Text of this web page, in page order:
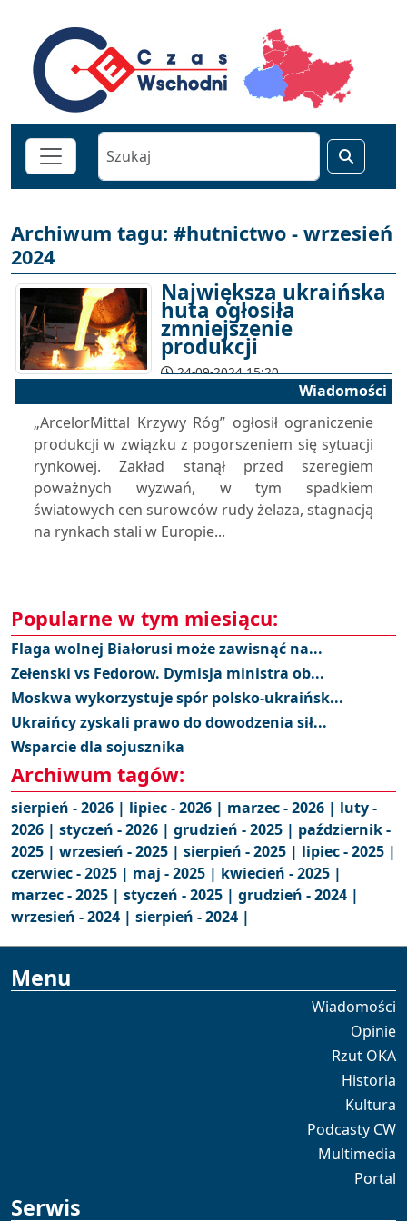
Archiwum tagu: #hutnictwo - wrzesień
2024
Największa ukraińska
huta ogłosiła
zmniejszenie
produkcji
24-09-2024 15:20
Wiadomości
„ArcelorMittal Krzywy Róg” ogłosił ograniczenie
produkcji w związku z pogorszeniem się sytuacji
rynkowej. Zakład stanął przed szeregiem
poważnych wyzwań, w tym spadkiem
światowych cen surowców rudy żelaza, stagnacją
na rynkach stali w Europie...
Popularne w tym miesiącu:
Flaga wolnej Białorusi może zawisnąć na...
Zełenski vs Fedorow. Dymisja ministra ob...
Moskwa wykorzystuje spór polsko-ukraińsk...
Ukraińcy zyskali prawo do dowodzenia sił...
Wsparcie dla sojusznika
Archiwum tagów:
sierpień - 2026 | lipiec - 2026 | marzec - 2026 | luty -
2026 | styczeń - 2026 | grudzień - 2025 | październik -
2025 | wrzesień - 2025 | sierpień - 2025 | lipiec - 2025 |
czerwiec - 2025 | maj - 2025 | kwiecień - 2025 |
marzec - 2025 | styczeń - 2025 | grudzień - 2024 |
wrzesień - 2024 | sierpień - 2024 |
Menu
Wiadomości
Opinie
Rzut OKA
Historia
Kultura
Podcasty CW
Multimedia
Portal
Serwis